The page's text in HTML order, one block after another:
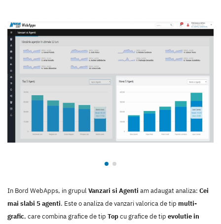
In Bord WebApps, in grupulVanzari si Agenti am adaugat analiza: Cei
mai slabi 5 agenti. Este o analiza de vanzari valorica de tip multi-
grafic, care combina grafice de tip Topcu grafice de tip evolutie in